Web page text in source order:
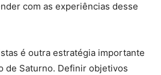
com as experiências desse
é outra estratégia importante
de Saturno. Definir objetivos